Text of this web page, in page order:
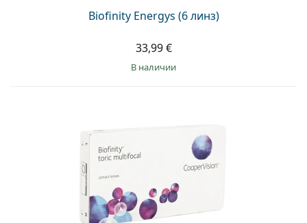
Biofinity Energys (6 линз)
33,99 €
в наличии